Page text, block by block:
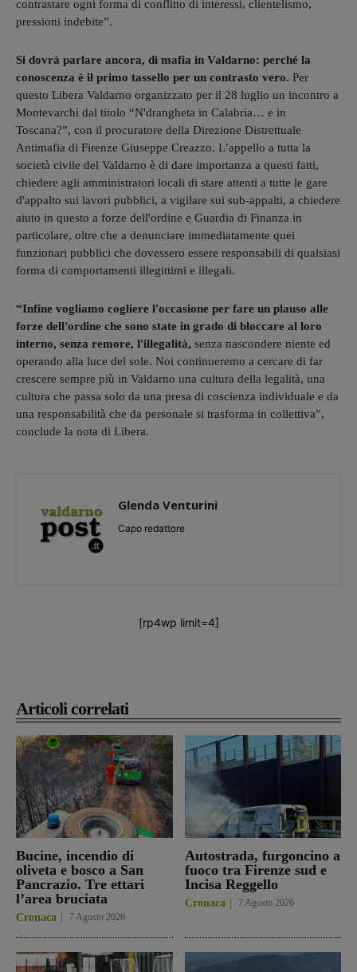
Articoli correlati
Bucine, incendio di
oliveta e bosco a San
Pancrazio. Tre ettari
l’area bruciata
Cronaca 7 Agosto 2026
Autostrada, furgoncino a
fuoco tra Firenze sud e
Incisa Reggello
Cronaca 7 Agosto 2026
contrastare ogni forma di conflitto di interessi, clientelismo,
pressioni indebite”.
Si dovrà parlare ancora, di mafia in Valdarno: perché la
conoscenza è il primo tassello per un contrasto vero. Per
questo Libera Valdarno organizzato per il 28 luglio un incontro a
Montevarchi dal titolo “N'drangheta in Calabria… e in
Toscana?”, con il procuratore della Direzione Distrettuale
Antimafia di Firenze Giuseppe Creazzo. L’appello a tutta la
società civile del Valdarno è di dare importanza a questi fatti,
chiedere agli amministratori locali di stare attenti a tutte le gare
d'appalto sui lavori pubblici, a vigilare sui sub-appalti, a chiedere
aiuto in questo a forze dell'ordine e Guardia di Finanza in
particolare, oltre che a denunciare immediatamente quei
funzionari pubblici che dovessero essere responsabili di qualsiasi
forma di comportamenti illegittimi e illegali.
“Infine vogliamo cogliere l'occasione per fare un plauso alle
forze dell'ordine che sono state in grado di bloccare al loro
interno, senza remore, l'illegalità, senza nascondere niente ed
operando alla luce del sole. Noi continueremo a cercare di far
crescere sempre più in Valdarno una cultura della legalità, una
cultura che passa solo da una presa di coscienza individuale e da
una responsabilità che da personale si trasforma in collettiva”,
conclude la nota di Libera.
Glenda Venturini
Capo redattore
[rp4wp limit=4]